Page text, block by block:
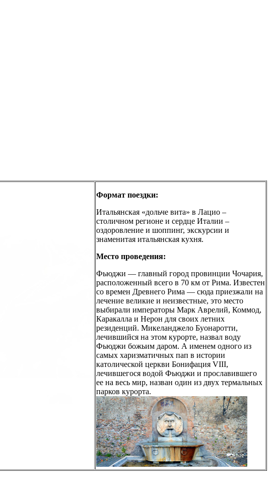
Формат поездки:
Итальянская «дольче вита» в Лацио –
столичном регионе и сердце Италии –
оздоровление и шоппинг, экскурсии и
знаменитая итальянская кухня.
Место проведения:
Фьюджи — главный город провинции Чочария,
расположенный всего в 70 км от Рима. Известен
со времен Древнего Рима — сюда приезжали на
лечение великие и неизвестные, это место
выбирали императоры Марк Аврелий, Коммод,
Каракалла и Нерон для своих летних
резиденций. Микеланджело Буонаротти,
лечившийся на этом курорте, назвал воду
Фьюджи божьим даром. А именем одного из
самых харизматичных пап в истории
католической церкви Бонифация VIII,
лечившегося водой Фьюджи и прославившего
ее на весь мир, назван один из двух термальных
парков курорта.